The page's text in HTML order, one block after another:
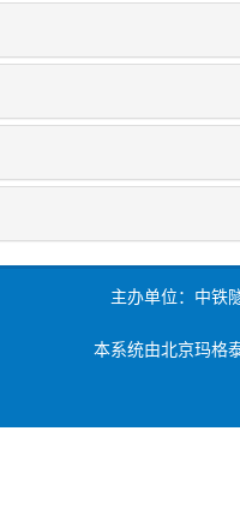
主办单位：中铁
本系统由北京玛格